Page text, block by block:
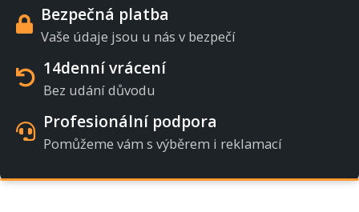
Bezpečná platba
Vaše údaje jsou u nás v bezpečí
14denní vrácení
Bez udání důvodu
Profesionální podpora
Pomůžeme vám s výběrem i reklamací